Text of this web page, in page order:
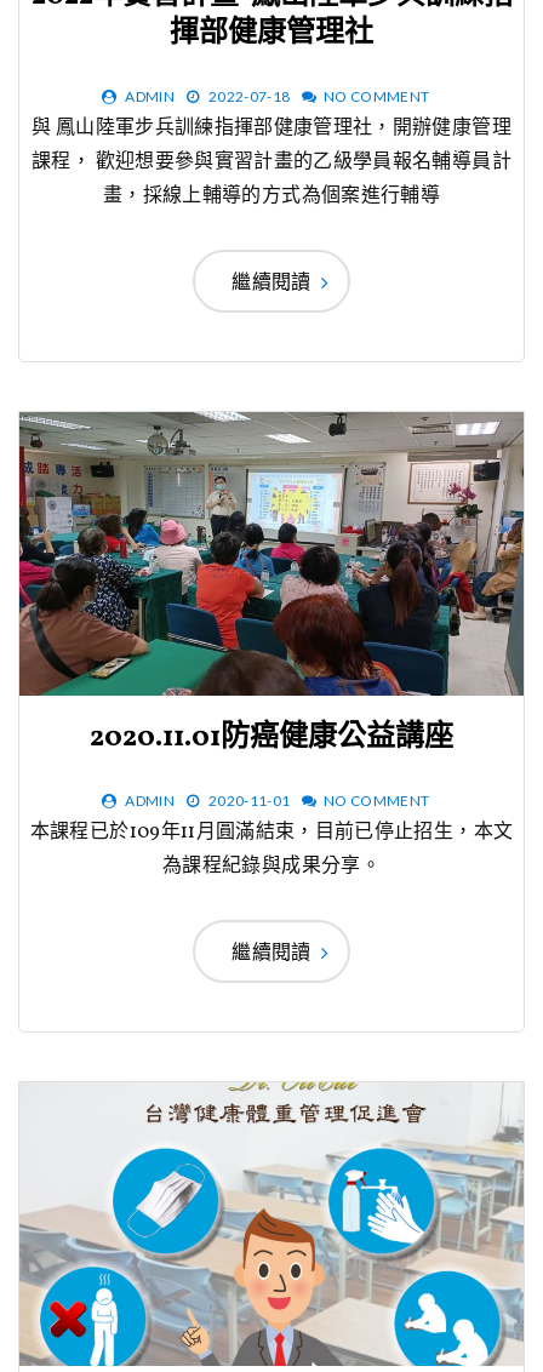
揮部健康管理社
ADMIN 2022-07-18 NO COMMENT
與 鳳山陸軍步兵訓練指揮部健康管理社，開辦健康管理
課程， 歡迎想要參與實習計畫的乙級學員報名輔導員計
畫，採線上輔導的方式為個案進行輔導
繼續閱讀
2020.11.01防癌健康公益講座
ADMIN 2020-11-01 NO COMMENT
本課程已於109年11月圓滿結束，目前已停止招生，本文
為課程紀錄與成果分享。
繼續閱讀